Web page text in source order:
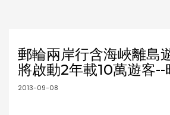
郵輪兩岸行含海峽離
將啟動2年載10萬遊客--
2013-09-08